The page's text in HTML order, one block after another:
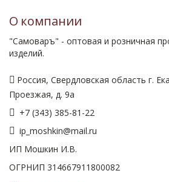
О компании
"Самоваръ" - оптовая и розничная
изделий.
Россия, Свердловская область г.
Проезжая, д. 9а
+7 (343) 385-81-22
ip_moshkin@mail.ru
ИП Мошкин И.В.
ОГРНИП 314667911800082